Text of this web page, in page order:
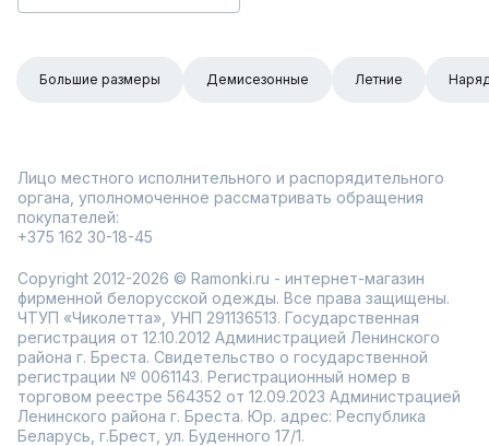
Большие размеры Демисезонные Летние
Лицо местного исполнительного и распорядительного
органа, уполномоченное рассматривать обращения
покупателей:
+375 162 30-18-45
Copyright 2012-2026 © Ramonki.ru - интернет-магазин
фирменной белорусской одежды. Все права защищены.
ЧТУП «Чиколетта», УНП 291136513. Государственная
регистрация от 12.10.2012 Администрацией Ленинского
района г. Бреста. Свидетельство о государственной
регистрации № 0061143. Регистрационный номер в
торговом реестре 564352 от 12.09.2023 Администрацией
Ленинского района г. Бреста. Юр. адрес: Республика
Беларусь, г.Брест, ул. Буденного 17/1.